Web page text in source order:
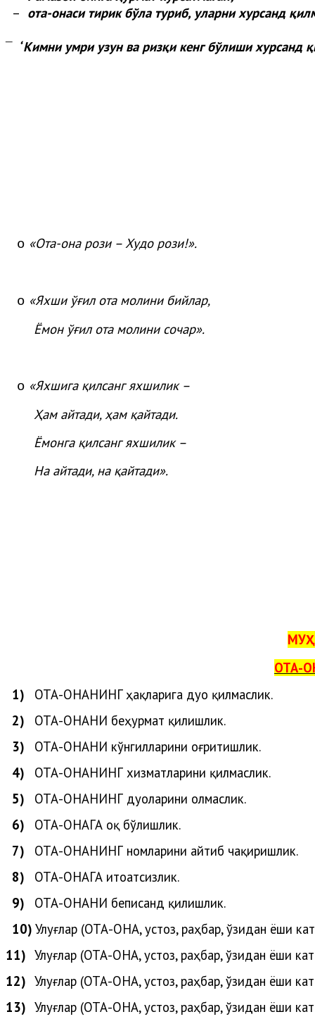
– ота-онаси тирик бўла туриб, уларни хурсанд
¯ “Кимни умри узун ва ризқи кенг бўлиши хурсанд
o «Ота-она рози– Худо рози!».
o «Яхши ўғил ота молини бийлар,
Ёмон ўғил ота молини сочар».
o «Яхшига қилсанг яхшилик –
Ҳам айтади, ҳам қайтади.
Ёмонга қилсанг яхшилик –
На айтади, на қайтади».
ОТА-
1)
ОТА-ОНАНИНГ ҳақларига дуо қилмаслик.
2)
ОТА-ОНАНИ беҳурмат қилишлик.
3)
ОТА-ОНАНИ кўнгилларини оғритишлик.
4)
ОТА-ОНАНИНГ хизматларини қилмаслик.
5)
ОТА-ОНАНИНГ дуоларини олмаслик.
6)
ОТА-ОНАГА оқ бўлишлик.
7)
ОТА-ОНАНИНГ номларини айтиб чақиришлик.
8)
ОТА-ОНАГА итоатсизлик.
9)
ОТА-ОНАНИ беписанд қилишлик.
10) Улуғлар (ОТА-ОНА, устоз, раҳбар, ўзидан ёши
11) Улуғлар (ОТА-ОНА, устоз, раҳбар, ўзидан ёши
12) Улуғлар (ОТА-ОНА, устоз, раҳбар, ўзидан ёши
13) Улуғлар (ОТА-ОНА, устоз, раҳбар, ўзидан ёши